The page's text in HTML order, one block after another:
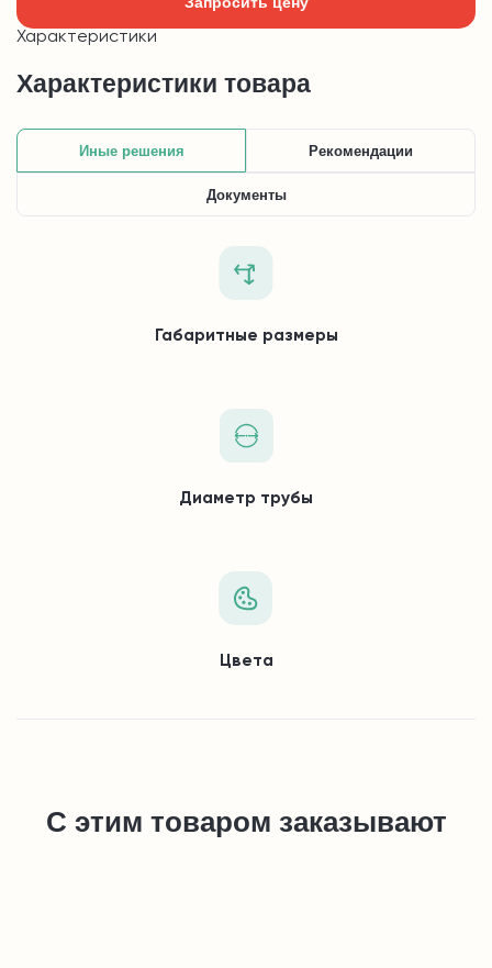
Характеристики
Характеристики товара
Иные решения Рекомендации
Документы
Габаритные размеры
Диаметр трубы
Цвета
С этим товаром заказывают